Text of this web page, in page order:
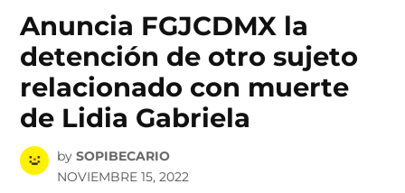
Anuncia FGJCDMX la
detención de otro sujeto
relacionado con muerte
de Lidia Gabriela
by SOPIBECARIO
NOVIEMBRE 15, 2022